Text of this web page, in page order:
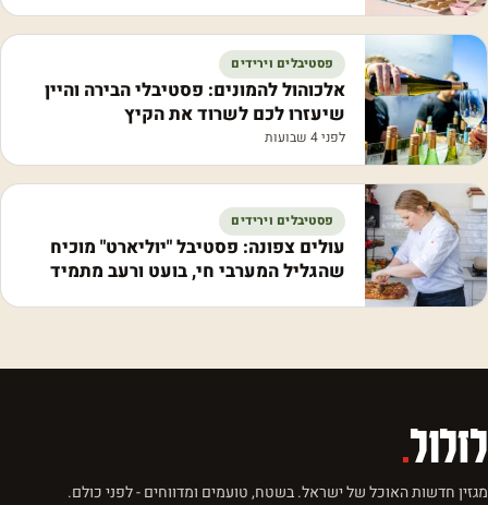
פסטיבלים וירידים
אלכוהול להמונים: פסטיבלי הבירה והיין
שיעזרו לכם לשרוד את הקיץ
לפני 4 שבועות
פסטיבלים וירידים
עולים צפונה: פסטיבל "יוליארט" מוכיח
שהגליל המערבי חי, בועט ורעב מתמיד
לזלול.
מגזין חדשות האוכל של ישראל. בשטח, טועמים ומדווחים - לפני כולם.